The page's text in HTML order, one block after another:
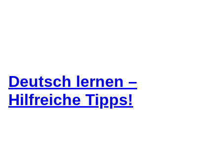
Deutsch lernen –
Hilfreiche Tipps!